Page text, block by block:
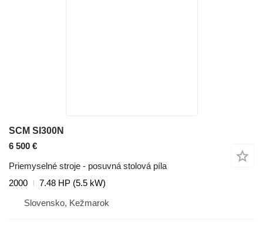
SCM SI300N
6 500 €
Priemyselné stroje - posuvná stolová píla
2000
7.48 HP (5.5 kW)
Slovensko, Kežmarok